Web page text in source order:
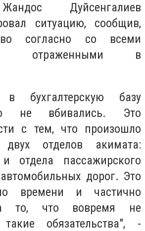
Дуйсенгалиев
ситуацию, сообщив,
согласно со всеми
отраженными в
в бухгалтерскую базу
не вбивались. Это
с тем, что произошло
двух отделов акимата:
отдела пассажирского
дорог. Это
времени и частично
то, что вовремя не
обязательства", -